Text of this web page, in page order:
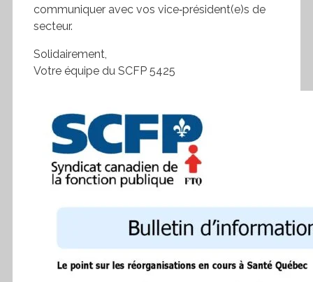
communiquer avec vos vice‑président(e)s de
secteur.
Solidairement,
Votre équipe du SCFP 5425